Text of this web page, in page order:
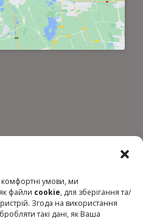
умови, ми
файли cookie, для зберігання та/
Згода на використання
такі дані, як Ваша